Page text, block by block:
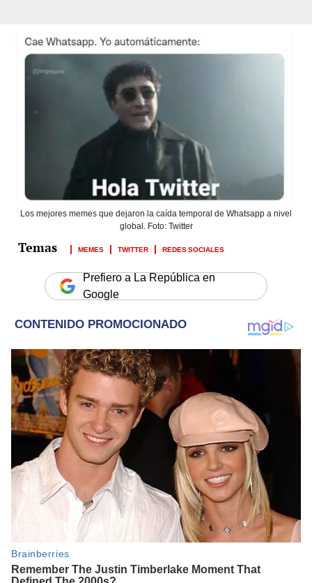
Los mejores memes que dejaron la caída temporal de Whatsapp a nivel
global. Foto: Twitter
MEMES TWITTER REDES SOCIALES
Prefiero a La República en
Google